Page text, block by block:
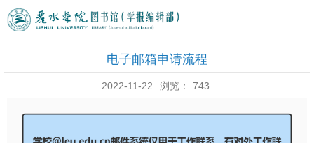
电子邮箱申请流程
2022-11-22 浏览： 743